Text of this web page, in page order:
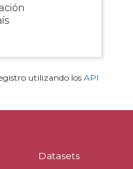
utilizando los API
Datasets